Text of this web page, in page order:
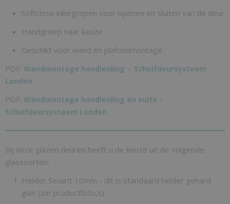
Softclose inbegrepen voor openen en sluiten van de deur
Handgreep naar keuze
Geschikt voor wand en plafondmontage
PDF: Wandmontage handleiding - Schuifdeursysteem
Londen
PDF: Wandmontage handleiding en suite -
Schuifdeursysteem Londen
Bij onze glazen deuren heeft u de keuze uit de volgende
glassoorten:
Helder Securit 10mm - dit is standaard helder gehard
glas (zie productfoto,s)